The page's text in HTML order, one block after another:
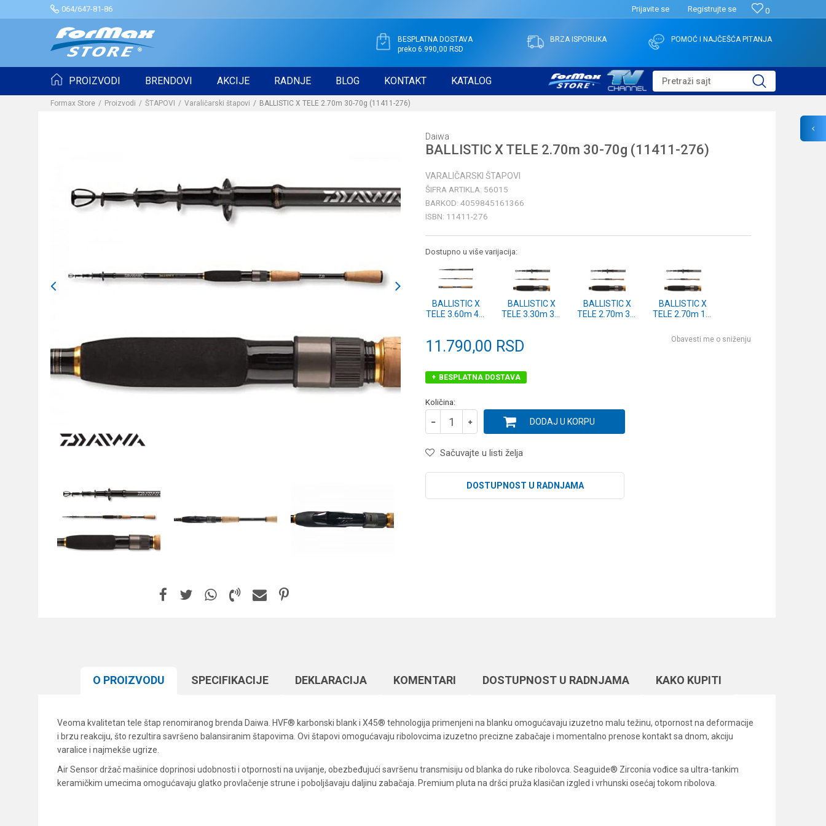
064/647-81-86 0
Prijavite se Registrujte se
BESPLATNA DOSTAVA
preko 6.990,00 RSD
BRZA ISPORUKA POMOĆ I NAJČEŠĆA PITANJA
PROIZVODI BRENDOVI AKCIJE RADNJE BLOG KONTAKT KATALOG Pretraži sajt
Formax Store Proizvodi ŠTAPOVI Varaličarski štapovi BALLISTIC X TELE 2.70m 30-70g (11411-276)
Daiwa
BALLISTIC X TELE 2.70m 30-70g (11411-276)
VARALIČARSKI ŠTAPOVI
ŠIFRA ARTIKLA: 56015
BARKOD: 4059845161366
ISBN: 11411-276
Dostupno u više varijacija:
BALLISTIC X
TELE 3.60m 40-
BALLISTIC X
TELE 3.30m 30-
BALLISTIC X
TELE 2.70m 30-
BALLISTIC X
TELE 2.70m 15-
275)
11.790,00 RSD Obavesti me o sniženju
BESPLATNA DOSTAVA
Količina:
DODAJ U KORPU
Sačuvajte u listi želja
DOSTUPNOST U RADNJAMA
O PROIZVODU SPECIFIKACIJЕ DEKLARACIJA KOMENTARI DOSTUPNOST U RADNJAMA KAKO KUPITI
Veoma kvalitetan tele štap renomiranog brenda Daiwa. HVF® karbonski blank i X45® tehnologija primenjeni na blanku omogućavaju izuzetno malu težinu, otpornost na deformacije
i brzu reakciju, što rezultira savršeno balansiranim štapovima. Ovi štapovi omogućavaju ribolovcima izuzetno precizne zabačaje i momentalno prenose kontakt sa dnom, akciju
varalice i najmekše ugrize.
Air Sensor držač mašinice doprinosi udobnosti i otpornosti na uvijanje, obezbeđujući savršenu transmisiju od blanka do ruke ribolovca. Seaguide® Zirconia vođice sa ultra-tankim
keramičkim umecima omogućavaju glatko provlačenje strune i poboljšavaju daljinu zabačaja. Premium pluta na dršci pruža klasičan izgled i vrhunski osećaj tokom ribolova.